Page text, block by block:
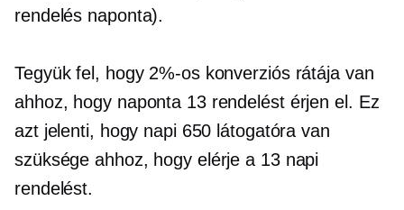
rendelés naponta).
Tegyük fel, hogy 2%-os konverziós rátája van
ahhoz, hogy naponta 13 rendelést érjen el. Ez
azt jelenti, hogy napi 650 látogatóra van
szüksége ahhoz, hogy elérje a 13 napi
rendelést.